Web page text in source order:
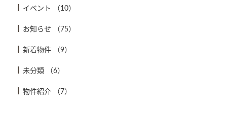
イベント （10）
お知らせ （75）
新着物件 （9）
未分類 （6）
物件紹介 （7）